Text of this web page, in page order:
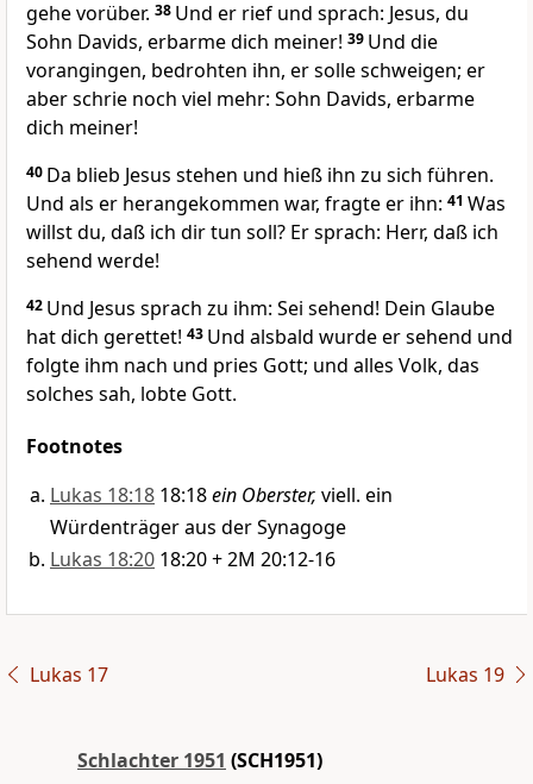
gehe vorüber. 38 Und er rief und sprach: Jesus, du
Sohn Davids, erbarme dich meiner! 39 Und die
vorangingen, bedrohten ihn, er solle schweigen; er
aber schrie noch viel mehr: Sohn Davids, erbarme
dich meiner!
40 Da blieb Jesus stehen und hieß ihn zu sich führen.
Und als er herangekommen war, fragte er ihn: 41 Was
willst du, daß ich dir tun soll? Er sprach: Herr, daß ich
sehend werde!
42 Und Jesus sprach zu ihm: Sei sehend! Dein Glaube
hat dich gerettet! 43 Und alsbald wurde er sehend und
folgte ihm nach und pries Gott; und alles Volk, das
solches sah, lobte Gott.
Footnotes
Lukas 18:18 18:18ein Oberster, viell. ein
Würdenträger aus der Synagoge
Lukas 18:20 18:20 + 2M 20:12-16
Lukas 17 Lukas 19
Schlachter 1951 (SCH1951)